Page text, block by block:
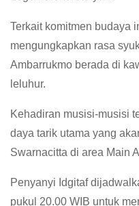
Terkait komitmen budaya
mengungkapkan rasa
Ambarrukmo berada di
leluhur.
Kehadiran musisi-musisi
daya tarik utama yang
Swarnacitta di area Main
Penyanyi Idgitaf
pukul 20.00 WIB untuk